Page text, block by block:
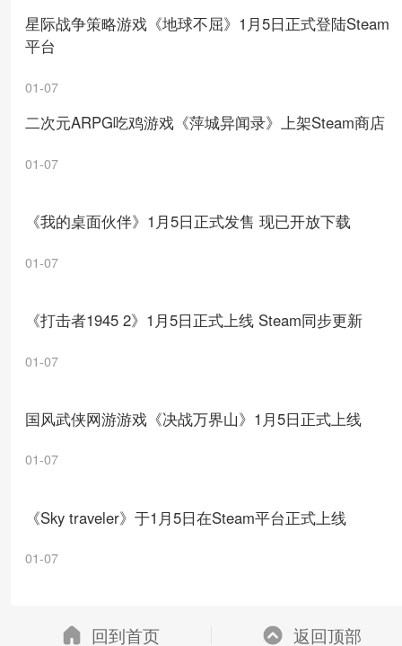
星际战争策略游戏《地球不屈》1月5日正式登陆Steam
平台
01-07
二次元ARPG吃鸡游戏《萍城异闻录》上架Steam商店
01-07
《我的桌面伙伴》1月5日正式发售 现已开放下载
01-07
《打击者1945 2》1月5日正式上线 Steam同步更新
01-07
国风武侠网游游戏《决战万界山》1月5日正式上线
01-07
《Sky traveler》于1月5日在Steam平台正式上线
01-07
回到首页 返回顶部